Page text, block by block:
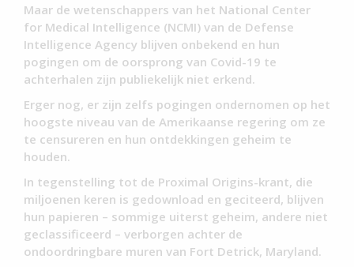
Maar de wetenschappers van het National Center
for Medical Intelligence (NCMI) van de Defense
Intelligence Agency blijven onbekend en hun
pogingen om de oorsprong van Covid-19 te
achterhalen zijn publiekelijk niet erkend.
Erger nog, er zijn zelfs pogingen ondernomen op het
hoogste niveau van de Amerikaanse regering om ze
te censureren en hun ontdekkingen geheim te
houden.
In tegenstelling tot de Proximal Origins-krant, die
miljoenen keren is gedownload en geciteerd, blijven
hun papieren – sommige uiterst geheim, andere niet
geclassificeerd – verborgen achter de
ondoordringbare muren van Fort Detrick, Maryland.